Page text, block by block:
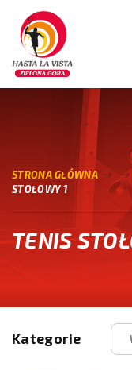
STRONA GŁÓWNA
STOŁOWY 1
TENIS
Kategorie